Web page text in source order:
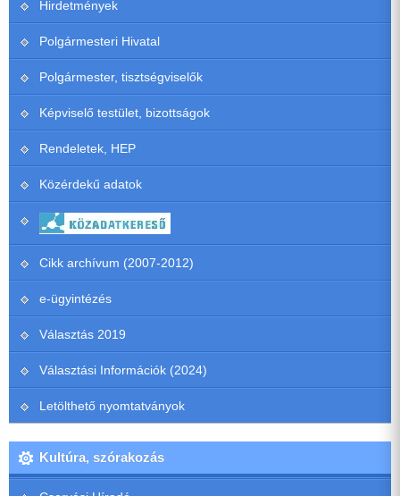
Hirdetmények
Polgármesteri Hivatal
Polgármester, tisztségviselők
Képviselő testület, bizottságok
Rendeletek, HEP
Közérdekű adatok
Cikk archívum (2007-2012)
e-ügyintézés
Választás 2019
Választási Információk (2024)
Letölthető nyomtatványok
Kultúra, szórakozás